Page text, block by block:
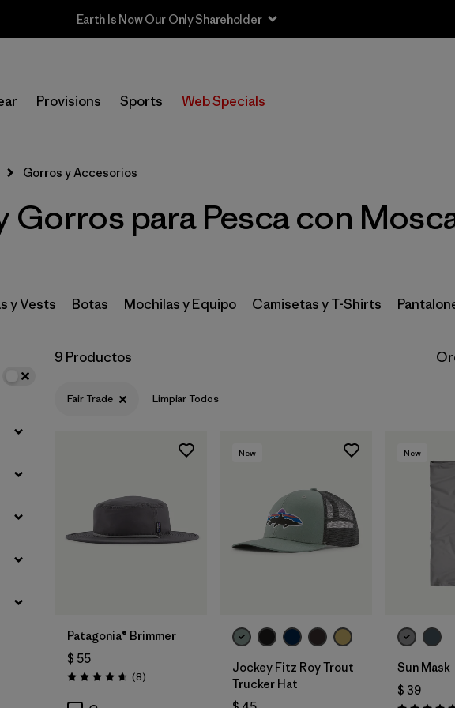
Provisions Sports Web Specials
Selecciona una tienda
Filtrar por
Price
Filtrar por
Size
Filtrar por
Features & Processes 1
Gorros y Accesorios
para Pesca con
y Vests Botas Mochilas y Equipo Camisetas y T-Shirts
9 Productos
Fair Trade Limpiar Todos
Patagonia® Brimmer
$ 55
Valoración: 4.6 / 5
(8Comentarios
)
New
Jockey Fitz Roy Trout
Trucker Hat
New
Sun Mask
$ 39